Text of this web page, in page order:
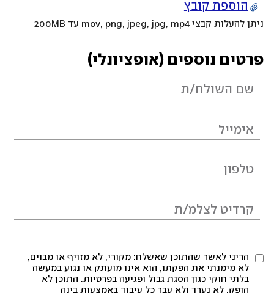
הוספת קובץ
ניתן להעלות קבצי mov, png, jpeg, jpg, mp4 עד 200MB
פרטים נוספים (אופציונלי)
הריני לאשר שהתוכן שאשלח: מקורי, לא מזויף או מבוים,
לא מימנתי את הפקתו, הוא אינו מועתק או נגוע במעשה
בלתי חוקי כגון הסגת גבול ופגיעה בפרטיות. התוכן לא
הופק, לא נערך ולא עבר כל עיבוד באמצעות בינה